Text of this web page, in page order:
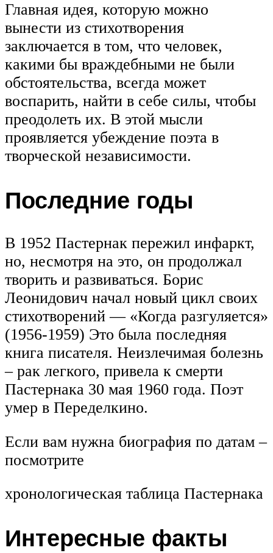
Главная идея, которую можно
вынести из стихотворения
заключается в том, что человек,
какими бы враждебными не были
обстоятельства, всегда может
воспарить, найти в себе силы, чтобы
преодолеть их. В этой мысли
проявляется убеждение поэта в
творческой независимости.
Последние годы
В 1952 Пастернак пережил инфаркт,
но, несмотря на это, он продолжал
творить и развиваться. Борис
Леонидович начал новый цикл своих
стихотворений — «Когда разгуляется»
(1956-1959) Это была последняя
книга писателя. Неизлечимая болезнь
– рак легкого, привела к смерти
Пастернака 30 мая 1960 года. Поэт
умер в Переделкино.
Если вам нужна биография по датам –
посмотрите
хронологическая таблица Пастернака
Интересные факты